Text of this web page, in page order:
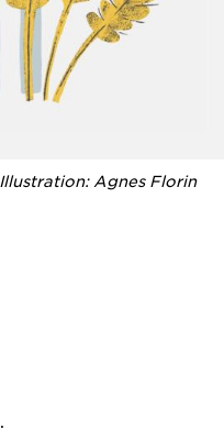
Illustration: Agnes Florin